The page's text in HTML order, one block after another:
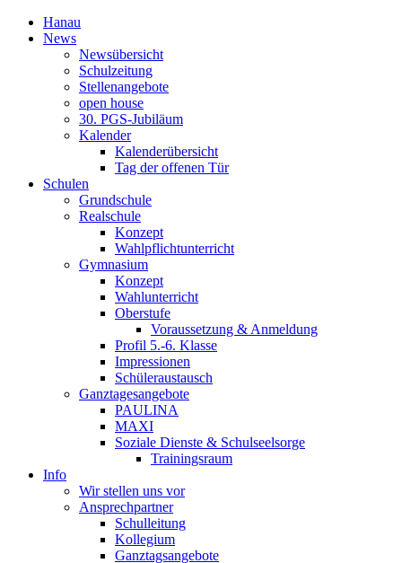
Hanau
News
Newsübersicht
Schulzeitung
Stellenangebote
open house
30. PGS-Jubiläum
Kalender
Kalenderübersicht
Tag der offenen Tür
Schulen
Grundschule
Realschule
Konzept
Wahlpflichtunterricht
Gymnasium
Konzept
Wahlunterricht
Oberstufe
Voraussetzung & Anmeldung
Profil 5.-6. Klasse
Impressionen
Schüleraustausch
Ganztagesangebote
PAULINA
MAXI
Soziale Dienste & Schulseelsorge
Trainingsraum
Info
Wir stellen uns vor
Ansprechpartner
Schulleitung
Kollegium
Ganztagsangebote